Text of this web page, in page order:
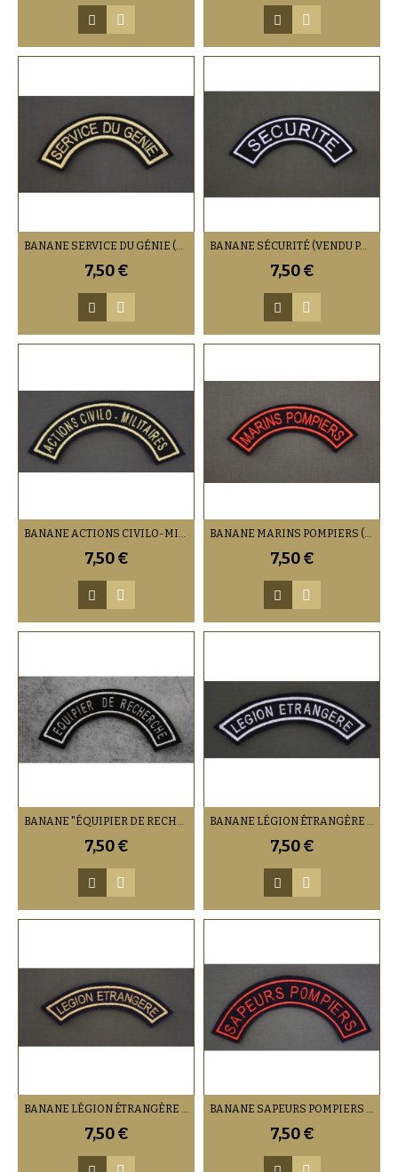
BANANE SERVICE DU GÉNIE (VENDU PAR DEUX)
7,50 €
BANANE SÉCURITÉ (VENDU PAR DEUX)
7,50 €
BANANE ACTIONS CIVILO-MILITAIRES (VENDU PAR DEUX)
7,50 €
BANANE MARINS POMPIERS (VENDU PAR DEUX)
7,50 €
BANANE "ÉQUIPIER DE RECHERCHE" (VENDU PAR 2)
7,50 €
BANANE LÉGION ÉTRANGÈRE CAVALERIE (VENDU PAR 2)
7,50 €
BANANE LÉGION ÉTRANGÈRE INFANTERIE (VENDU PAR 2)
7,50 €
BANANE SAPEURS POMPIERS (VENDU PAR DEUX)
7,50 €